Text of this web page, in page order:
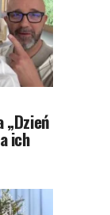
„Dzień
ich